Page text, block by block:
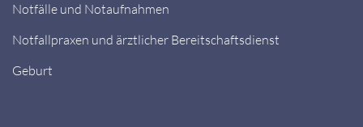
Notfälle und Notaufnahmen
Notfallpraxen und ärztlicher Bereitschaftsdienst
Geburt